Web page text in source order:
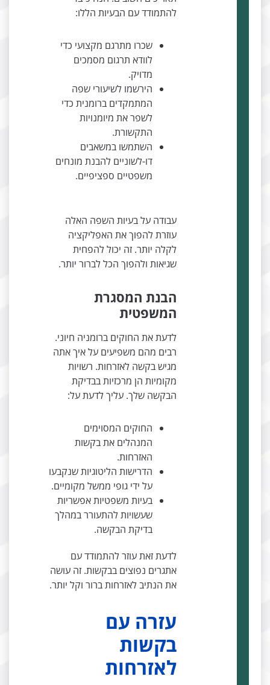
להתמודד עם הבעיות הללו:
שכרו מתרגם מקצועי כדי
לוודא תרגום מסמכים
הירשמו לשיעורי שפה
המתמקדים ברומנית כדי
לשפר את מיומנויות
התקשורת.
השתמשו במשאבים
דו-לשוניים להבנת מונחים
משפטיים ספציפיים.
עבודה על בעיות השפה האלה
עוזרת להפוך את האפליקציה
לקלה יותר. זה יכול להפחית
שגיאות ולהפוך הכל לברור יותר.
הבנת המסגרת
המשפטית
לדעת את החוקים ברומניה חיוני.
רבים מהם משפיעים על איך אתה
מגיש בקשה לאזרחות. רשויות
מקומיות הן מרכזיות בבדיקת
הבקשה שלך. עליך לדעת על:
החוקים המסוימים
המנהלים את בקשות
האזרחות.
הדרישות הליטוגיות שנקבעו
על ידי גופי ממשל מקומיים.
בעיות משפטיות אפשריות
שעשויות להתעורר במהלך
בדיקת הבקשה.
לדעת זאת עוזר להתמודד עם
אתגרים נפוצים בבקשות. זה עושה
את הנתיב לאזרחות ברור וקל יותר.
עזרה עם
בקשות
לאזרחות